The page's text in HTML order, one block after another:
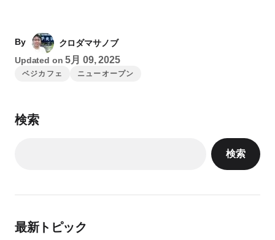
By
クロダマサノブ
Updated on 5月 09, 2025
ベジカフェ ニューオープン
検索
検索
最新トピック